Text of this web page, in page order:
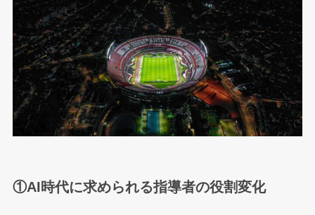
①AI時代に求められる指導者の役割変化